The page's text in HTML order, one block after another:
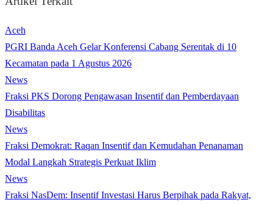
Aceh
PGRI Banda Aceh Gelar Konferensi Cabang Serentak di 10
Kecamatan pada 1 Agustus 2026
News
Fraksi PKS Dorong Pengawasan Insentif dan Pemberdayaan
Disabilitas
News
Fraksi Demokrat: Raqan Insentif dan Kemudahan Penanaman
Modal Langkah Strategis Perkuat Iklim
News
Fraksi NasDem: Insentif Investasi Harus Berpihak pada Rakyat,